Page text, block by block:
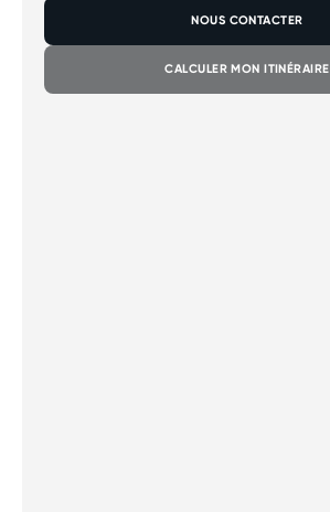
NOUS CONTACTER
CALCULER MON ITINÉRAIRE